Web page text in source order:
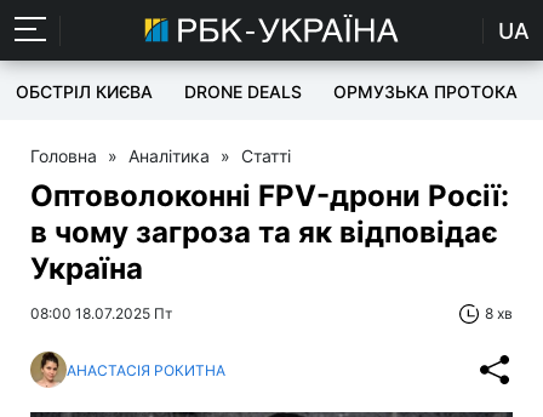
UA
ОБСТРІЛ КИЄВА DRONE DEALS ОРМУЗЬКА ПРОТОКА
Головна » Аналітика » Статті
Оптоволоконні FPV-дрони Росії:
в чому загроза та як відповідає
Україна
08:00 18.07.2025 Пт 8 хв
АНАСТАСІЯ РОКИТНА